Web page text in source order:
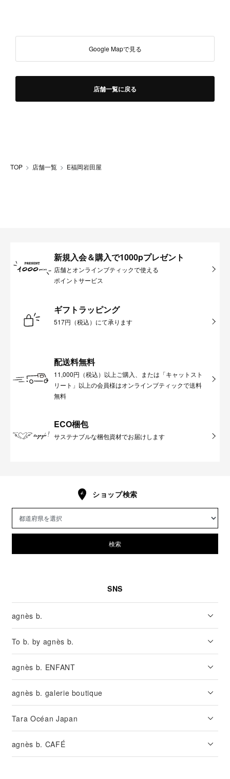
Google Mapで見る
店舗一覧に戻る
TOP 店舗一覧 E福岡岩田屋
新規入会＆購入で1000pプレゼント
店舗とオンラインブティックで使える
ポイントサービス
ギフトラッピング
517円（税込）にて承ります
配送料無料
11,000円（税込）以上ご購入、または「キャットスト
リート」以上の会員様はオンラインブティックで送料
無料
ECO梱包
サステナブルな梱包資材でお届けします
ショップ検索
検索
SNS
agnès b.
To b. by agnès b.
agnès b. ENFANT
agnès b. galerie boutique
Tara Océan Japan
agnès b. CAFÉ